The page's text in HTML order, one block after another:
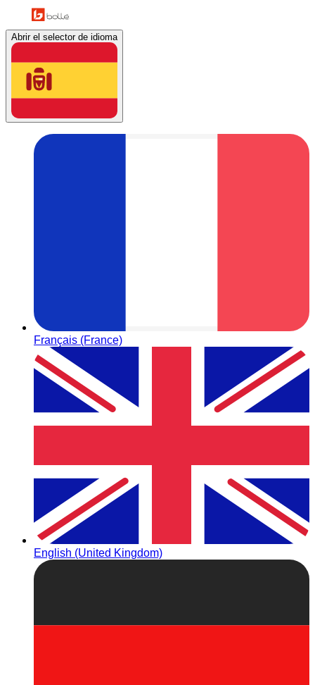
Abrir el selector de idioma
Français (France)
English (United Kingdom)